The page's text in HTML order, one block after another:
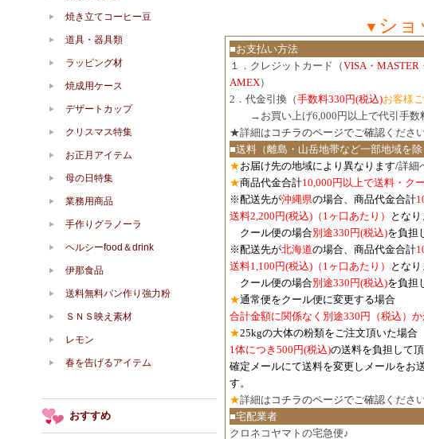
▼ ショ
■お支払い方法
１．クレジットカード（VISA・MASTER
AMEX）
2．代金引換（手数料330円(税込)お客様
→お買い上げ6,000円以上で代引手数
★詳細は コチラのページでご確認 くださ
■送料（離島・山岳地帯など一部地域を除
★お届け先の地域により異なります/詳細
★商品代金合計10,000円以上で送料・ク
※配送先が沖縄県の場合、商品代金合計
送料2,200円(税込)（1ヶ口あたり）
となり
クール便の場合別途330円(税込)を負担
※配送先が北海道の場合、商品代金合計
送料1,100円(税込) （1ヶ口あたり）
となり
クール便の場合別途330円(税込)を負担
★通常便をクール便に変更する場合
合計金額に関係なく別途330円（税込）か
★25kgの大体の粉類をご注文頂いた場合
1体につき500円(税込)の送料を負担して
確定メールにて送料を変更しメールをお
す。
★詳細は コチラのページでご確認 くださ
■宅配業者
クロネコヤマトの宅急便♪
焼き立てコーヒー豆
道具・器具類
ラッピング材
焼成用ケース
デザートカップ
クリスマス特集
お正月アイテム
母の日特集
業務用商品
手作りグラノーラ
ヘルシーfood＆drink
伊那食品
送料無料パン作り強力粉
ＳＮＳ映え素材
レモン
春を告げるアイテム
おすすめ